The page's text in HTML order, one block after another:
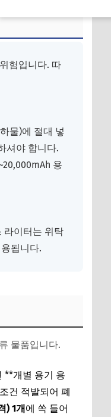
험입니다. 따
물)에 절대 넣
셔야 합니다.
용
라이터는 위탁
됩니다.
물품입니다.
**개별 용기 용
건 적발되어 폐
) 1개에 쏙 들어
눈 충혈 응급처치 수칙